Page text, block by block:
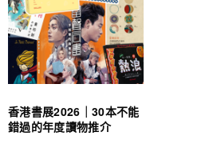
香港書展2026｜30本不能
錯過的年度讀物推介